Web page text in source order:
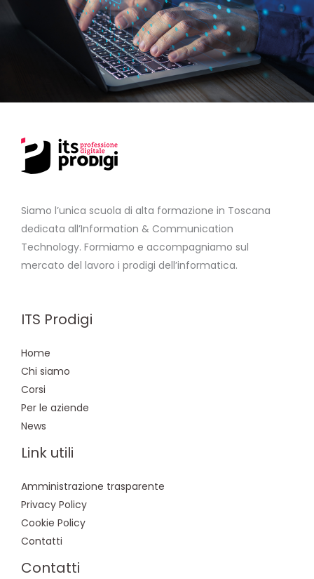
Siamo l’unica scuola di alta formazione in Toscana
dedicata all’Information & Communication
Technology. Formiamo e accompagniamo sul
mercato del lavoro i prodigi dell’informatica.
ITS Prodigi
Home
Chi siamo
Corsi
Per le aziende
News
Link utili
Amministrazione trasparente
Privacy Policy
Cookie Policy
Contatti
Contatti